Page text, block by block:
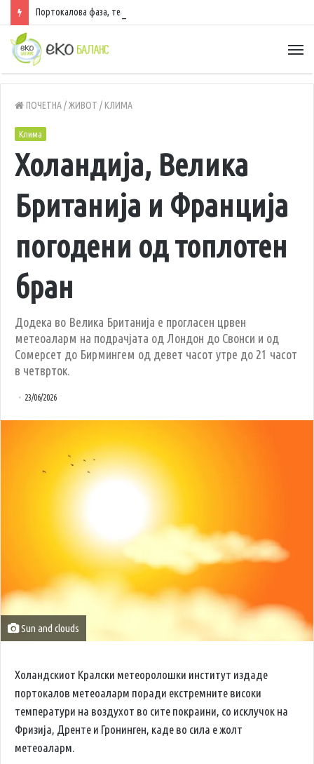
Портокалова фаза, температури до 40 степени
ПОЧЕТНА/ЖИВОТ / КЛИМА
Клима
Холандија, Велика
Британија и Франција
погодени од топлотен
бран
Додека во Велика Британија е прогласен црвен
метеоаларм на подрачјата од Лондон до Свонси и од
Сомерсет до Бирмингем од девет часот утре до 21 часот
в четврток.
23/06/2026
Sun and clouds
Холандскиот Кралски метеоролошки институт издаде
портокалов метеоаларм поради екстремните високи
температури на воздухот во сите покраини, со исклучок на
Фризија, Дренте и Гронинген, каде во сила е жолт
метеоаларм.